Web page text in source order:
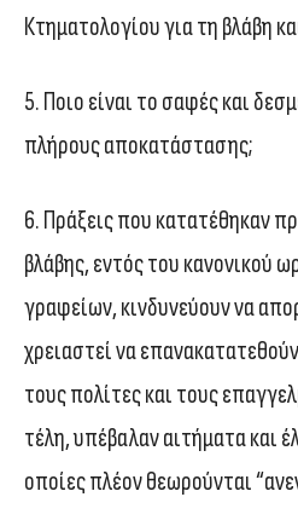
Κτηματολογίου για τη βλάβη
5. Ποιο είναι το σαφές και
πλήρους αποκατάστασης;
6. Πράξεις που κατατέθηκαν
βλάβης, εντός του κανονικού
γραφείων, κινδυνεύουν να
χρειαστεί να
τους πολίτες και τους
τέλη, υπέβαλαν αιτήματα και
οποίες πλέον θεωρούνται